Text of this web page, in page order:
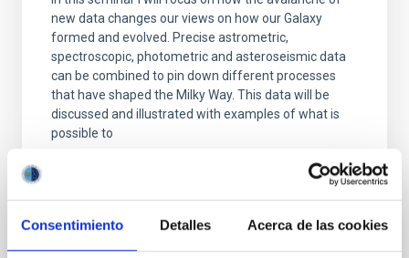
Consentimiento Detalles Acerca de las cookies
new data changes our views on how our Galaxy
formed and evolved. Precise astrometric,
spectroscopic, photometric and asteroseismic data
can be combined to pin down different processes
that have shaped the Milky Way. This data will be
discussed and illustrated with examples of what is
possible to
8 Jun 2023 - 10:30 Europe/London
Anteriores